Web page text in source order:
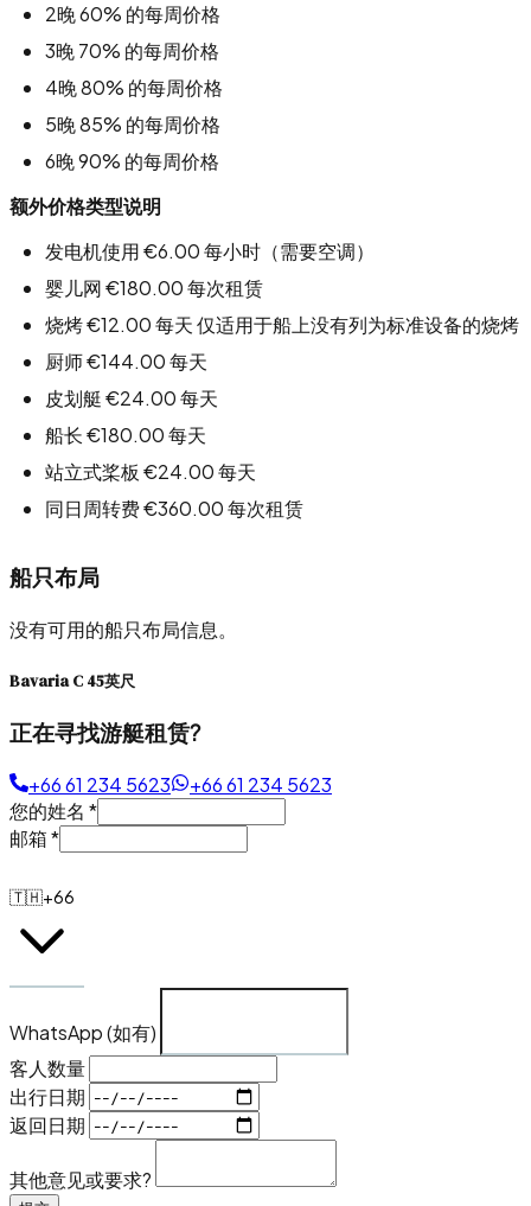
2晚 60% 的每周价格
3晚 70% 的每周价格
4晚 80% 的每周价格
5晚 85% 的每周价格
6晚 90% 的每周价格
额外价格类型说明
发电机使用 €6.00 每小时（需要空调）
婴儿网 €180.00 每次租赁
烧烤 €12.00 每天 仅适用于船上没有列为标准设备的烧烤
厨师 €144.00 每天
皮划艇 €24.00 每天
船长 €180.00 每天
站立式桨板 €24.00 每天
同日周转费 €360.00 每次租赁
船只布局
没有可用的船只布局信息。
Bavaria C 45英尺
正在寻找游艇租赁?
+66 61 234 5623
+66 61 234 5623
您的姓名 *
邮箱*
🇹🇭+66
WhatsApp (如有)
客人数量
出行日期
返回日期
其他意见或要求?